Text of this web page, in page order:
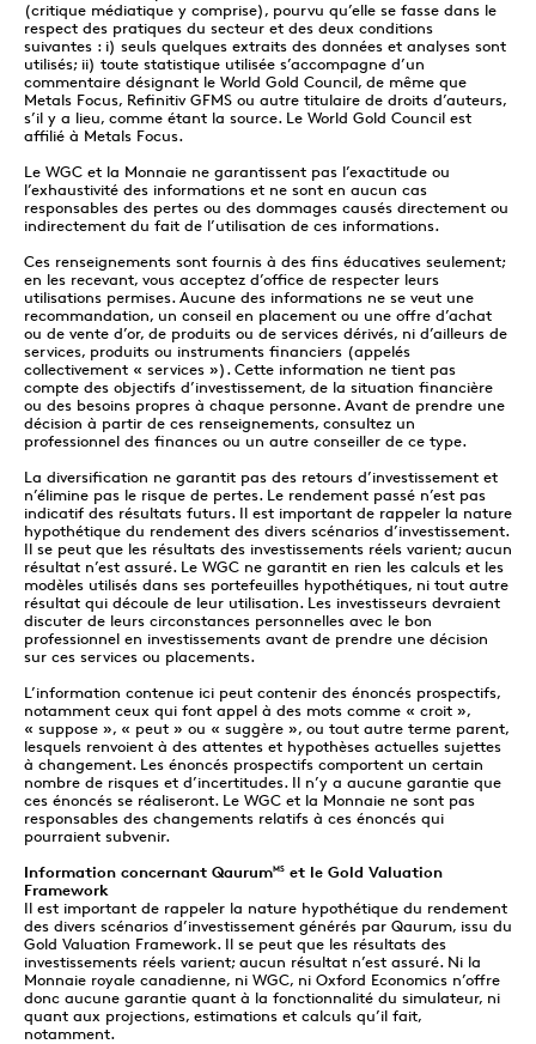
(critique médiatique y comprise), pourvu qu’elle se fasse dans le
respect des pratiques du secteur et des deux conditions
suivantes : i) seuls quelques extraits des données et analyses sont
utilisés; ii) toute statistique utilisée s’accompagne d’un
commentaire désignant le World Gold Council, de même que
Metals Focus, Refinitiv GFMS ou autre titulaire de droits d’auteurs,
s’il y a lieu, comme étant la source. Le World Gold Council est
affilié à Metals Focus.
Le WGC et la Monnaie ne garantissent pas l’exactitude ou
l’exhaustivité des informations et ne sont en aucun cas
responsables des pertes ou des dommages causés directement ou
indirectement du fait de l’utilisation de ces informations.
Ces renseignements sont fournis à des fins éducatives seulement;
en les recevant, vous acceptez d’office de respecter leurs
utilisations permises. Aucune des informations ne se veut une
recommandation, un conseil en placement ou une offre d’achat
ou de vente d’or, de produits ou de services dérivés, ni d’ailleurs de
services, produits ou instruments financiers (appelés
collectivement « services »). Cette information ne tient pas
compte des objectifs d’investissement, de la situation financière
ou des besoins propres à chaque personne. Avant de prendre une
décision à partir de ces renseignements, consultez un
professionnel des finances ou un autre conseiller de ce type.
La diversification ne garantit pas des retours d’investissement et
n’élimine pas le risque de pertes. Le rendement passé n’est pas
indicatif des résultats futurs. Il est important de rappeler la nature
hypothétique du rendement des divers scénarios d’investissement.
Il se peut que les résultats des investissements réels varient; aucun
résultat n’est assuré. Le WGC ne garantit en rien les calculs et les
modèles utilisés dans ses portefeuilles hypothétiques, ni tout autre
résultat qui découle de leur utilisation. Les investisseurs devraient
discuter de leurs circonstances personnelles avec le bon
professionnel en investissements avant de prendre une décision
sur ces services ou placements.
L’information contenue ici peut contenir des énoncés prospectifs,
notamment ceux qui font appel à des mots comme « croit »,
« suppose », « peut » ou « suggère », ou tout autre terme parent,
lesquels renvoient à des attentes et hypothèses actuelles sujettes
à changement. Les énoncés prospectifs comportent un certain
nombre de risques et d’incertitudes. Il n’y a aucune garantie que
ces énoncés se réaliseront. Le WGC et la Monnaie ne sont pas
responsables des changements relatifs à ces énoncés qui
pourraient subvenir.
Information concernant QaurumMS et le Gold Valuation
Framework
Il est important de rappeler la nature hypothétique du rendement
des divers scénarios d’investissement générés par Qaurum, issu du
Gold Valuation Framework. Il se peut que les résultats des
investissements réels varient; aucun résultat n’est assuré. Ni la
Monnaie royale canadienne, ni WGC, ni Oxford Economics n’offre
donc aucune garantie quant à la fonctionnalité du simulateur, ni
quant aux projections, estimations et calculs qu’il fait,
notamment.